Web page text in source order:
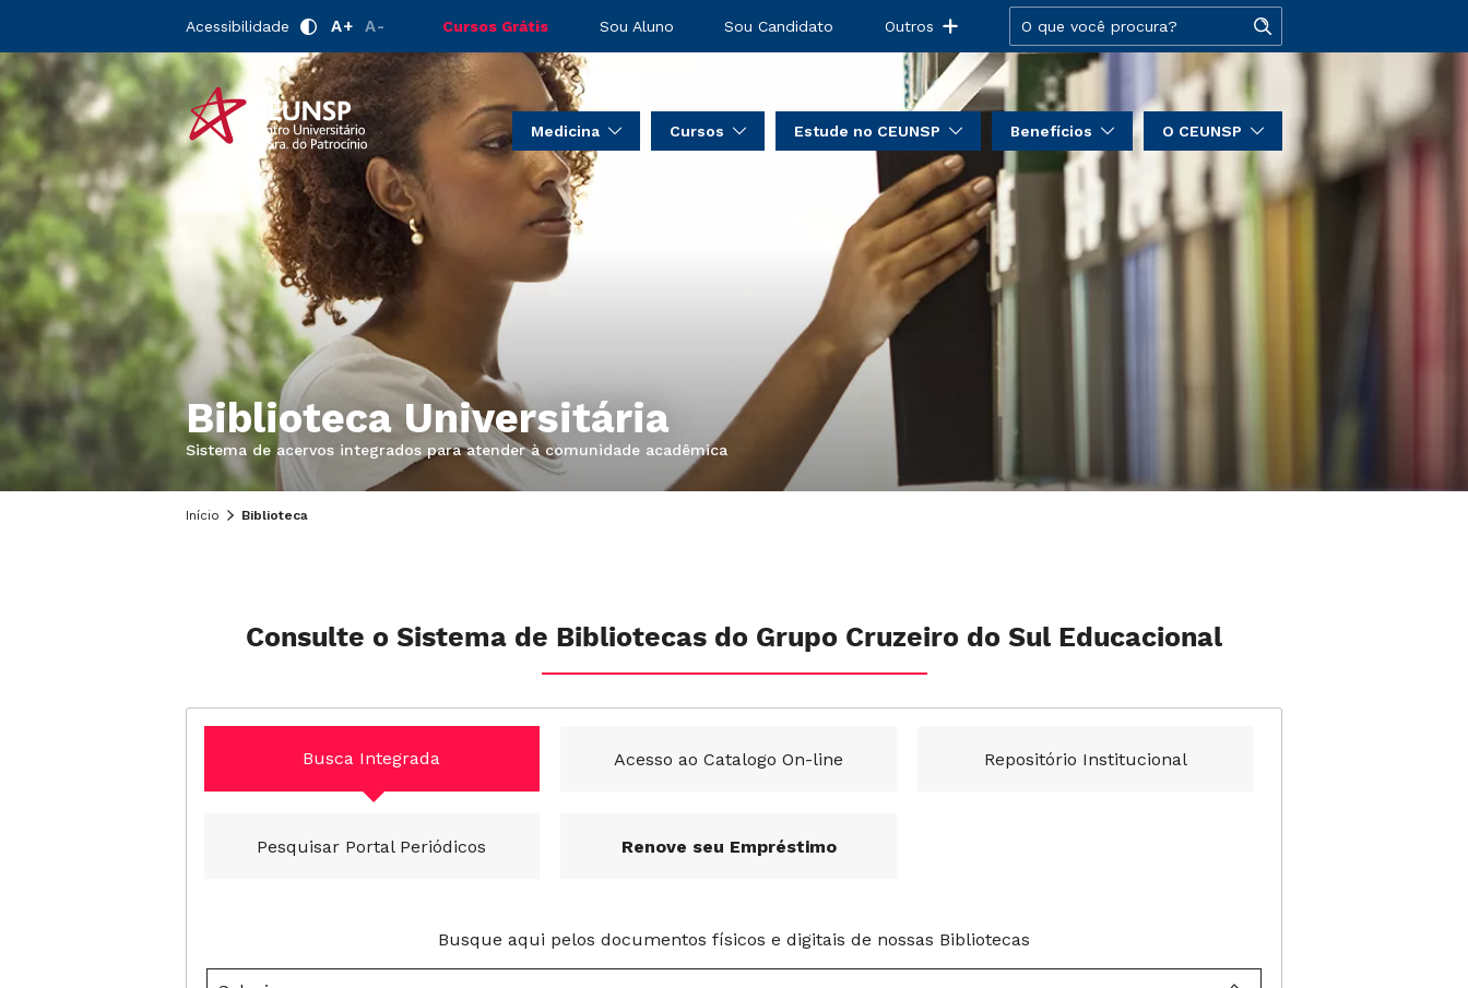
Acessibilidade A+ A- Cursos Grátis Sou Aluno Sou Candidato Outros
Medicina Cursos Estude no CEUNSP Benefícios O CEUNSP
Biblioteca Universitária
Sistema de acervos integrados para atender à comunidade acadêmica
Início Biblioteca
Consulte o Sistema de Bibliotecas do Grupo Cruzeiro do Sul Educacional
Busca Integrada Acesso ao Catalogo On-line Repositório Institucional
Pesquisar Portal Periódicos Renove seu Empréstimo
Busque aqui pelos documentos físicos e digitais de nossas Bibliotecas